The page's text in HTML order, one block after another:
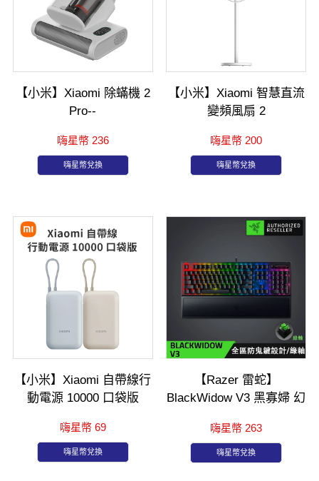
【小米】Xiaomi 除蟎機 2
Pro--
嗨星幣 236
嗨星幣兌換
【小米】Xiaomi 智慧直流
變頻風扇 2
嗨星幣 200
嗨星幣兌換
【小米】Xiaomi 自帶線行
動電源 10000 口袋版
嗨星幣 69
嗨星幣兌換
【Razer 雷蛇】
BlackWidow V3 黑寡婦 幻
嗨星幣 263
嗨星幣兌換